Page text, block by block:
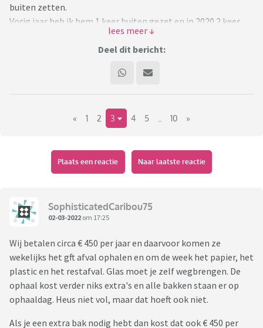
buiten zetten.
Vorig jaar heb ik hem 1 keer buiten gezet en in 2020 2 keer
Bij ons komen ze elke 2 weken langs, maar naast je
Dit vind ik sowieso duur, maar ook doordat ik alles goed
scheidt duurt het echt wel een tijdje eer dat mijn bak vol is. Ik
Nu sprak ik net iemand die met een tiener woont en haar bak
vorig jaar 16 keer aan de straat heeft gezet. Een vriendin van
haar met 2 kinderen had dit 4 keer gedaan. Die persoon die ik
gezegd verder.
maand een volle bak te hebben... ik snap daar echt niks van!
Waarop ik dacht: leuk onderwerp voor een topic!
Bijna vergeten, ze zei ook nog dat gemeentes minimaal voor
5 ledigingen rekenen. Dat kan niet kloppen toch?
Deel dit bericht:
« 1 2 3 4 5 10 »
Plaats een reactie Naar laatste reactie
SophisticatedCaribou75
02-03-2022 om 17:25
Wij betalen circa € 450 per jaar en daarvoor komen ze
wekelijks het gft afval ophalen en om de week het papier, het
plastic en het restafval. Glas moet je zelf wegbrengen. De
ophaal kost verder niks extra's en alle bakken staan er op
ophaaldag. Heus niet vol, maar dat hoeft ook niet.
Als je een extra bak nodig hebt dan kost dat ook € 450 per